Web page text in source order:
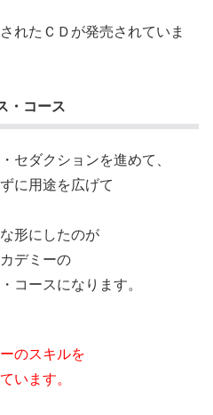
れたＣＤが発売されていま
・コース
セダクションを進めて、
に用途を広げて
形にしたのが
デミーの
コースになります。
のスキルを
います。